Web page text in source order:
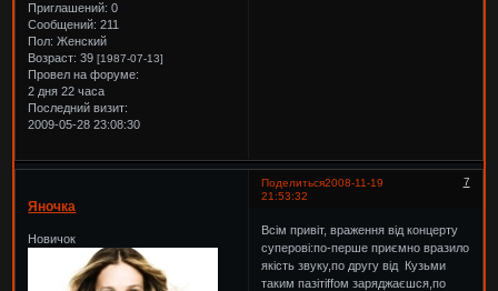
Приглашений: 0
Сообщений: 211
Пол: Женский
Возраст: 39[1987-07-13]
Провел на форуме:
2 дня 22 часа
Последний визит:
2009-05-28 23:08:30
Поделиться 7
2008-11-19
21:53:32
Яночка
Новичок
Всім привіт, враження від концерту
суперові:по-перше приємно вразило
якість звуку,по другу від Кузьми
таким пазітіffом заряджаєшся,по